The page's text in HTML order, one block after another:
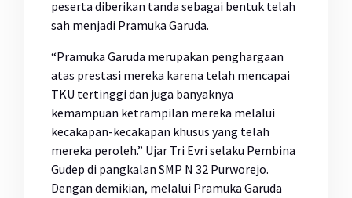
peserta diberikan tanda sebagai bentuk telah
sah menjadi Pramuka Garuda.
“Pramuka Garuda merupakan penghargaan
atas prestasi mereka karena telah mencapai
TKU tertinggi dan juga banyaknya
kemampuan ketrampilan mereka melalui
kecakapan-kecakapan khusus yang telah
mereka peroleh.” Ujar Tri Evri selaku Pembina
Gudep di pangkalan SMP N 32 Purworejo.
Dengan demikian, melalui Pramuka Garuda